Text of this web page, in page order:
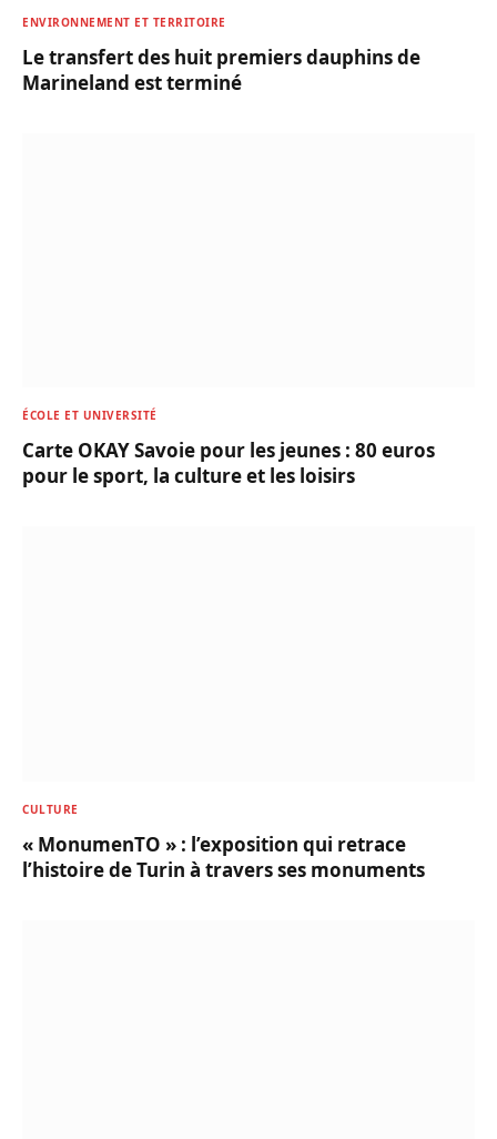
ENVIRONNEMENT ET TERRITOIRE
Le transfert des huit premiers dauphins de
Marineland est terminé
ÉCOLE ET UNIVERSITÉ
Carte OKAY Savoie pour les jeunes : 80 euros
pour le sport, la culture et les loisirs
CULTURE
« MonumenTO » : l’exposition qui retrace
l’histoire de Turin à travers ses monuments